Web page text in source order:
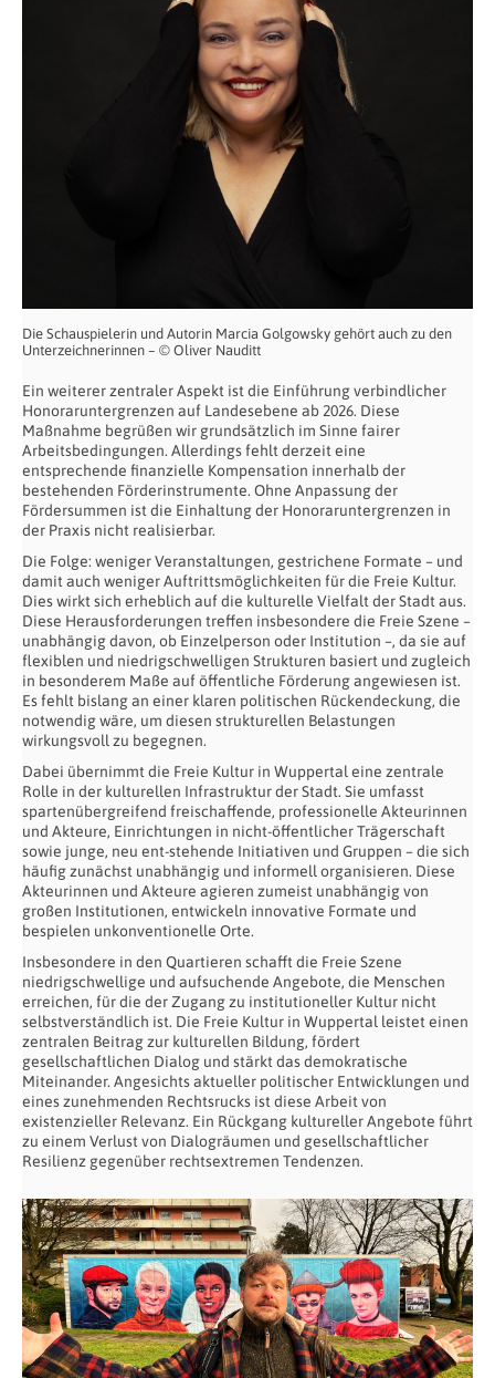
Die Schauspielerin und Autorin Marcia Golgowsky gehört auch zu den
Unterzeichnerinnen – © Oliver Nauditt
Ein weiterer zentraler Aspekt ist die Einführung verbindlicher
Honoraruntergrenzen auf Landesebene ab 2026. Diese
Maßnahme begrüßen wir grundsätzlich im Sinne fairer
Arbeitsbedingungen. Allerdings fehlt derzeit eine
entsprechende finanzielle Kompensation innerhalb der
bestehenden Förderinstrumente. Ohne Anpassung der
Fördersummen ist die Einhaltung der Honoraruntergrenzen in
der Praxis nicht realisierbar.
Die Folge: weniger Veranstaltungen, gestrichene Formate – und
damit auch weniger Auftrittsmöglichkeiten für die Freie Kultur.
Dies wirkt sich erheblich auf die kulturelle Vielfalt der Stadt aus.
Diese Herausforderungen treffen insbesondere die Freie Szene –
unabhängig davon, ob Einzelperson oder Institution –, da sie auf
flexiblen und niedrigschwelligen Strukturen basiert und zugleich
in besonderem Maße auf öffentliche Förderung angewiesen ist.
Es fehlt bislang an einer klaren politischen Rückendeckung, die
notwendig wäre, um diesen strukturellen Belastungen
wirkungsvoll zu begegnen.
Dabei übernimmt die Freie Kultur in Wuppertal eine zentrale
Rolle in der kulturellen Infrastruktur der Stadt. Sie umfasst
spartenübergreifend freischaffende, professionelle Akteurinnen
und Akteure, Einrichtungen in nicht-öffentlicher Trägerschaft
sowie junge, neu ent-stehende Initiativen und Gruppen – die sich
häufig zunächst unabhängig und informell organisieren. Diese
Akteurinnen und Akteure agieren zumeist unabhängig von
großen Institutionen, entwickeln innovative Formate und
bespielen unkonventionelle Orte.
Insbesondere in den Quartieren schafft die Freie Szene
niedrigschwellige und aufsuchende Angebote, die Menschen
erreichen, für die der Zugang zu institutioneller Kultur nicht
selbstverständlich ist. Die Freie Kultur in Wuppertal leistet einen
zentralen Beitrag zur kulturellen Bildung, fördert
gesellschaftlichen Dialog und stärkt das demokratische
Miteinander. Angesichts aktueller politischer Entwicklungen und
eines zunehmenden Rechtsrucks ist diese Arbeit von
existenzieller Relevanz. Ein Rückgang kultureller Angebote führt
zu einem Verlust von Dialogräumen und gesellschaftlicher
Resilienz gegenüber rechtsextremen Tendenzen.